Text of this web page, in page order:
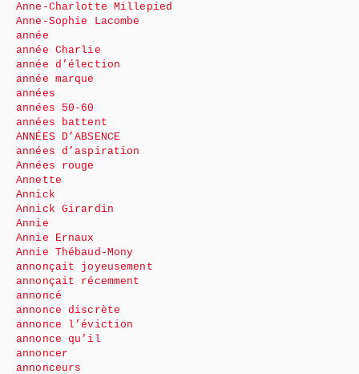
Anne-Charlotte Millepied
Anne-Sophie Lacombe
année
année Charlie
année d’élection
année marque
années
années 50-60
années battent
ANNÉES D’ABSENCE
années d’aspiration
Années rouge
Annette
Annick
Annick Girardin
Annie
Annie Ernaux
Annie Thébaud-Mony
annonçait joyeusement
annonçait récemment
annoncé
annonce discrète
annonce l’éviction
annonce qu’il
annoncer
annonceurs